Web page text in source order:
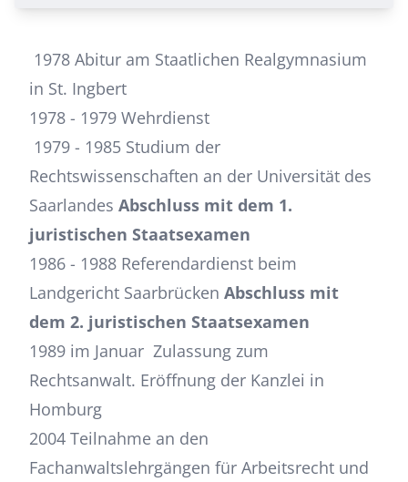
1978 Abitur am Staatlichen Realgymnasium
in St. Ingbert
1978 - 1979 Wehrdienst
1979 - 1985 Studium der
Rechtswissenschaften an der Universität des
Saarlandes Abschluss mit dem 1.
juristischen Staatsexamen
1986 - 1988 Referendardienst beim
Landgericht Saarbrücken Abschluss mit
dem 2. juristischen Staatsexamen
1989 im Januar Zulassung zum
Rechtsanwalt. Eröffnung der Kanzlei in
Homburg
2004 Teilnahme an den
Fachanwaltslehrgängen für Arbeitsrecht und